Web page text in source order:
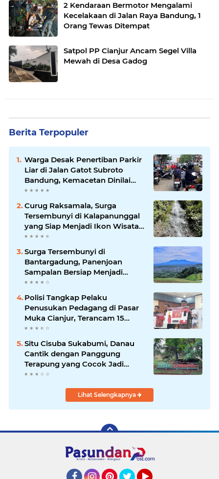
2 Kendaraan Bermotor Mengalami
Kecelakaan di Jalan Raya Bandung, 1
Orang Tewas Ditempat
Satpol PP Cianjur Ancam Segel Villa
Mewah di Desa Gadog
Berita Terpopuler
Warga Desak Penertiban Parkir
Liar di Jalan Gatot Subroto
Bandung, Kemacetan Dinilai
Makin Mengkhawatirkan
Curug Raksamala, Surga
Tersembunyi di Kalapanunggal
yang Siap Menjadi Ikon Wisata
Alam Baru Kabupaten
Surga Tersembunyi di
Bantargadung, Panenjoan
Sampalan Bersiap Menjadi
Destinasi Desa Wisata Baru
Sukabumi
Polisi Tangkap Pelaku
Penusukan Pedagang di Pasar
Muka Cianjur, Terancam 15
Tahun Penjara
Situ Cisuba Sukabumi, Danau
Cantik dengan Panggung
Terapung yang Cocok Jadi
Destinasi Libur Akhir Pekan
Lihat Selengkapnya